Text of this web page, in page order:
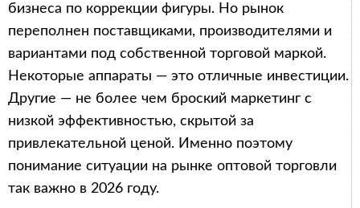
бизнеса по коррекции фигуры. Но рынок
переполнен поставщиками, производителями и
вариантами под собственной торговой маркой.
Некоторые аппараты — это отличные инвестиции.
Другие — не более чем броский маркетинг с
низкой эффективностью, скрытой за
привлекательной ценой. Именно поэтому
понимание ситуации на рынке оптовой торговли
так важно в 2026 году.